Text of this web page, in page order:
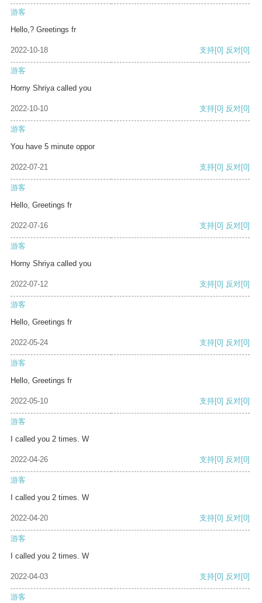
游客
Hello,? Greetings fr
2022-10-18 支持[0] 反对[0]
游客
Horny Shriya called you
2022-10-10 支持[0] 反对[0]
游客
You have 5 minute oppor
2022-07-21 支持[0] 反对[0]
游客
Hello, Greetings fr
2022-07-16 支持[0] 反对[0]
游客
Horny Shriya called you
2022-07-12 支持[0] 反对[0]
游客
Hello, Greetings fr
2022-05-24 支持[0] 反对[0]
游客
Hello, Greetings fr
2022-05-10 支持[0] 反对[0]
游客
I called you 2 times. W
2022-04-26 支持[0] 反对[0]
游客
I called you 2 times. W
2022-04-20 支持[0] 反对[0]
游客
I called you 2 times. W
2022-04-03 支持[0] 反对[0]
游客